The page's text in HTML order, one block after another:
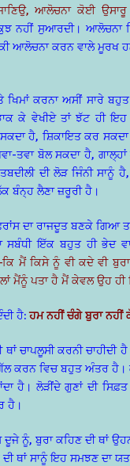
ਆਲੋਚਨਾ ਕੋਈ ਉਸਾਰੂ
ਨਹੀਂ ਸੁਆਰਦੀ। ਆਲੋਚਨਾ
ਕੀ ਆਲੋਚਨਾ ਕਰਨ ਵਾਲੇ ਮੂਰਖ
ਕਰਨਾ ਅਸੀਂ ਸਾਰੇ
ਕੇ ਵੇਖੀਏ ਤਾਂ ਝੱਟ ਹੀ ਇਹ
ਹੈ, ਸ਼ਿਕਾਇਤ ਕਰ
ਤਵਾ ਬੋਲ ਸਕਦਾ ਹੈ,
ਦੀ ਲੋੜ ਜਿੰਨੀ ਸਾਨੂੰ
ਬੰਨ੍ਹ ਲੈਣਾ ਜ਼ਰੂਰੀ ਹੈ।
ਦਾ ਰਾਜਦੂਤ ਬਣਕੇ ਗਿਆ
ਇੱਕ ਬਹੁਤ ਹੀ ਭੇਦ
ਮੈਂ ਕਿਸੇ ਨੂੰ ਵੀ ਕਦੇ ਵੀ
ਮੈਂਨੂੰ ਪਤਾ ਹੈ ਮੈਂ ਕੇਵਲ ਉਹ ਹੀ
ਹੈ:ਹਮ ਨਹੀਂ ਚੰਗੇ ਬੁਰਾ ਨਹੀਂ
ਥਾਂ ਚਾਪਲੂਸੀ ਕਰਨੀ ਚਾਹੀਦੀ
ਕਰਨ ਵਿਚ ਬਹੁਤ ਅੰਤਰ ਹੈ।
ਹੈ। ਲੋੜੀਂਦੇ ਗੁਣਾਂ ਦੀ
ਹੈ।
ਨੂੰ, ਬੁਰਾ ਕਹਿਣ ਦੀ ਥਾਂ
ਥਾਂ ਸਾਨੂੰ ਇਹ ਸਮਝਣ ਦਾ